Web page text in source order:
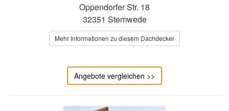
Oppendorfer Str. 18
32351 Stemwede
Mehr Informationen zu diesem Dachdecker
Angebote vergleichen >>